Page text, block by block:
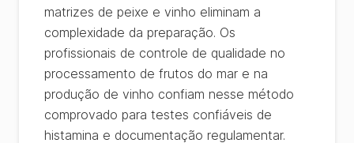
matrizes de peixe e vinho eliminam a
complexidade da preparação. Os
profissionais de controle de qualidade no
processamento de frutos do mar e na
produção de vinho confiam nesse método
comprovado para testes confiáveis de
histamina e documentação regulamentar.